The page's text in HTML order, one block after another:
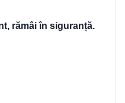
rămâi în siguranță.